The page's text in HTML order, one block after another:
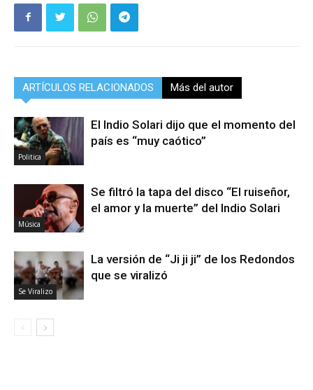
ARTÍCULOS RELACIONADOS Más del autor
Politica
El Indio Solari dijo que el momento del
país es “muy caótico”
Música
Se filtró la tapa del disco “El ruiseñor,
el amor y la muerte” del Indio Solari
Se Viralizo
La versión de “Ji ji ji” de los Redondos
que se viralizó